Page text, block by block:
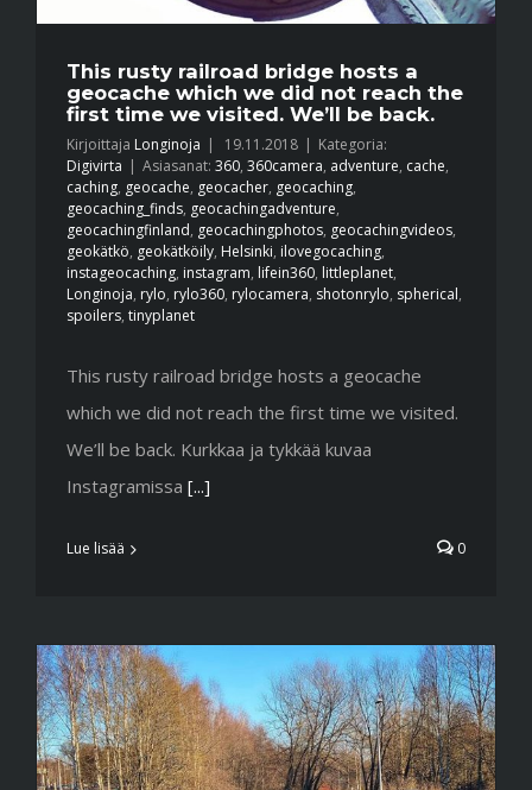
This rusty railroad bridge hosts a
geocache which we did not reach the
first time we visited. We’ll be back.
Kirjoittaja Longinoja 19.11.2018
Kategoria:
Digivirta
Asiasanat: 360, 360camera, adventure, cache,
caching, geocache, geocacher, geocaching,
geocaching_finds, geocachingadventure,
geocachingfinland, geocachingphotos, geocachingvideos,
geokätkö, geokätköily, Helsinki, ilovegocaching,
instageocaching, instagram, lifein360, littleplanet,
Longinoja, rylo, rylo360, rylocamera, shotonrylo, spherical,
spoilers, tinyplanet
This rusty railroad bridge hosts a geocache
which we did not reach the first time we visited.
We’ll be back. Kurkkaa ja tykkää kuvaa
Instagramissa [...]
Lue lisää 0